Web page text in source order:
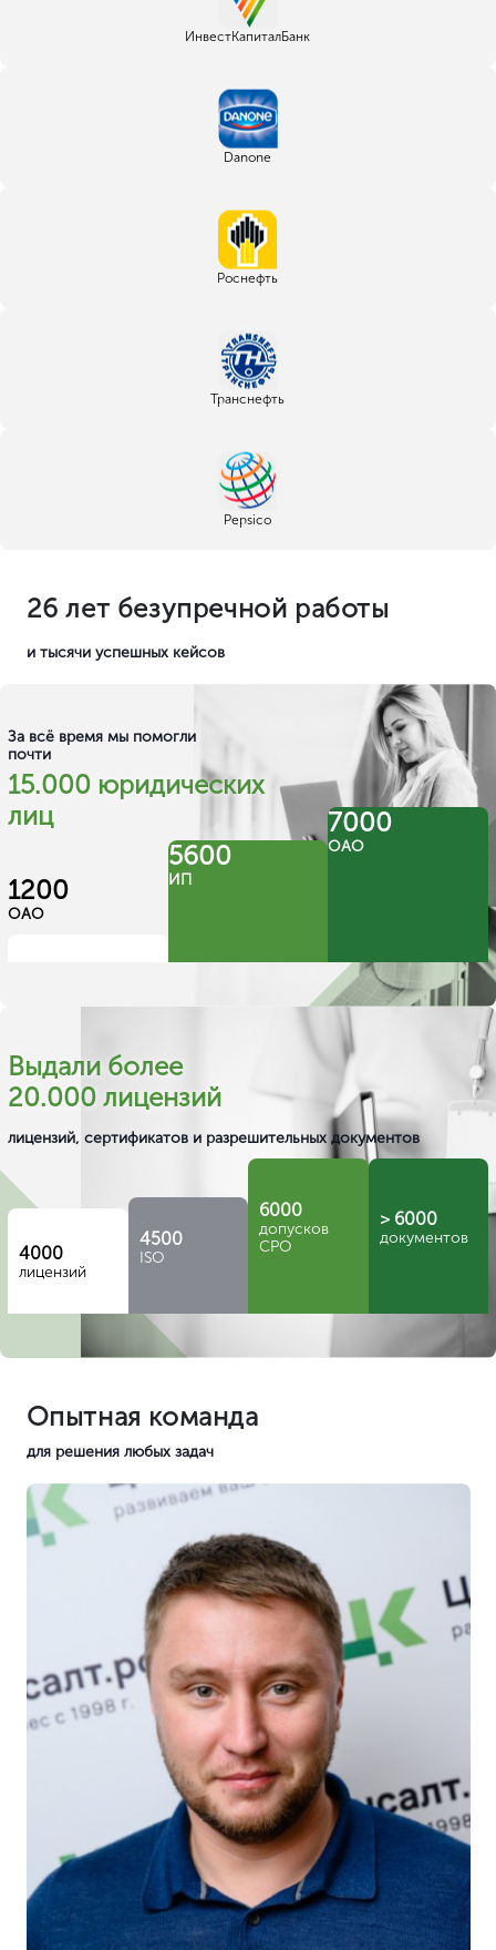
ИнвестКапиталБанк
Danone
Роснефть
Транснефть
Pepsico
26 лет безупречной работы
и тысячи успешных кейсов
За всё время мы помогли
почти
15.000 юридических
лиц
1200
ОАО
5600
ИП
7000
ОАО
Выдали более
20.000 лицензий
лицензий, сертификатов и разрешительных документов
4000
лицензий
4500
ISO
6000
допусков
СРО
> 6000
документов
Опытная команда
для решения любых задач